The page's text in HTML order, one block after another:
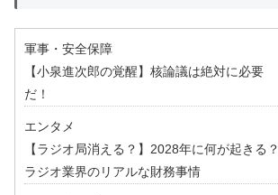
軍事・安全保障
【小泉進次郎の覚醒】核論議は絶対に必要
だ！
エンタメ
【ラジオ局消える？】2028年に何が起きる？
ラジオ業界のリアルな財務事情